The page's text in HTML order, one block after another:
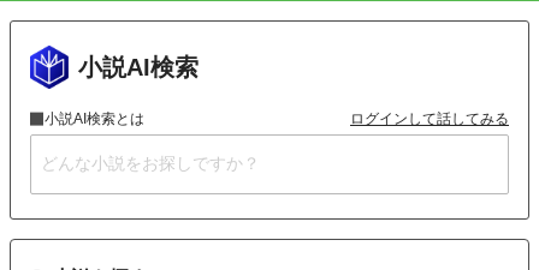
小説AI検索
小説AI検索とは ログインして話してみる